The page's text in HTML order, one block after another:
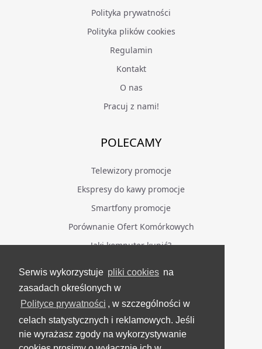
Serwis wykorzystuje pliki cookies na
zasadach określonych w
Polityce prywatności , w szczególności w
celach statystycznych i reklamowych. Jeśli
nie wyrażasz zgody na wykorzystywanie
Polityka prywatności
Polityka plików cookies
Regulamin
Kontakt
O nas
Pracuj z nami!
POLECAMY
Telewizory promocje
Ekspresy do kawy promocje
Smartfony promocje
Porównanie Ofert Komórkowych
Jaki komputer kupić?
BĄDŹ NA BIEŻĄCO
Facebook
Grupa Testerzy Videotestów